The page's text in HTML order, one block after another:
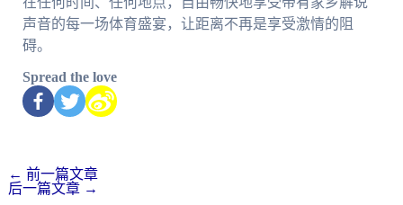
声音的每一场体育盛宴，让距离不再是享受激情的阻
碍。
Spread the love
← 前一篇文章
后一篇文章 →